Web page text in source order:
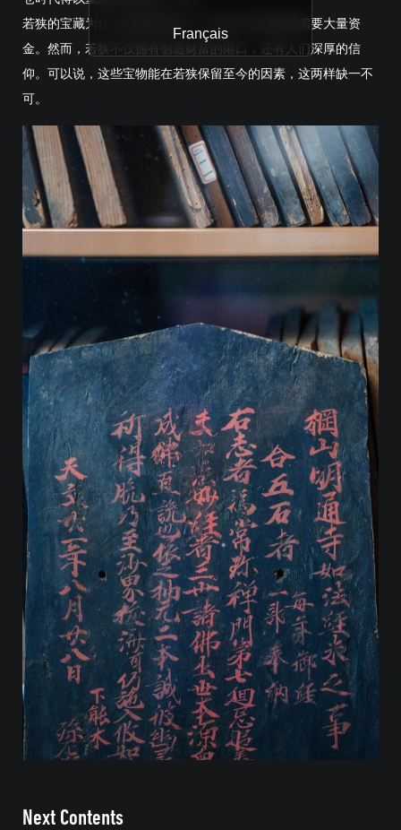
若狭的宝藏为什么还能保留至今？保护寺庙和佛像需要大量资
金。然而，若狭不仅拥有创造财富的港口，还有人们深厚的信
仰。可以说，这些宝物能在若狭保留至今的因素，这两样缺一不
可。
Next Contents
Français